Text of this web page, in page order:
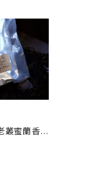
叢蜜蘭香 /